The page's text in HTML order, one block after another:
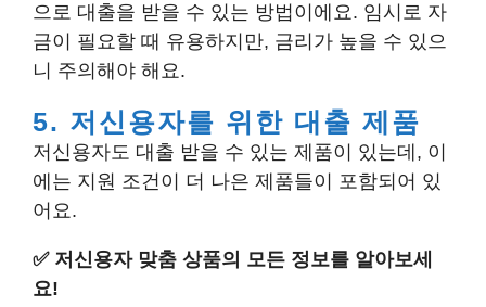
으로 대출을 받을 수 있는 방법이에요. 임시로 자
금이 필요할 때 유용하지만, 금리가 높을 수 있으
니 주의해야 해요.
5. 저신용자를 위한 대출 제품
저신용자도 대출 받을 수 있는 제품이 있는데, 이
에는 지원 조건이 더 나은 제품들이 포함되어 있
어요.
✅ 저신용자 맞춤 상품의 모든 정보를 알아보세
요!